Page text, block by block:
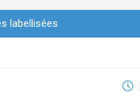
labellisées